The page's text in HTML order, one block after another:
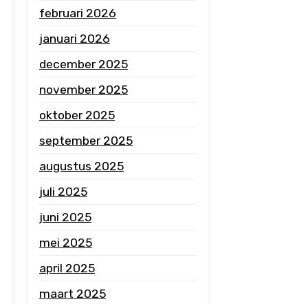
februari 2026
januari 2026
december 2025
november 2025
oktober 2025
september 2025
augustus 2025
juli 2025
juni 2025
mei 2025
april 2025
maart 2025